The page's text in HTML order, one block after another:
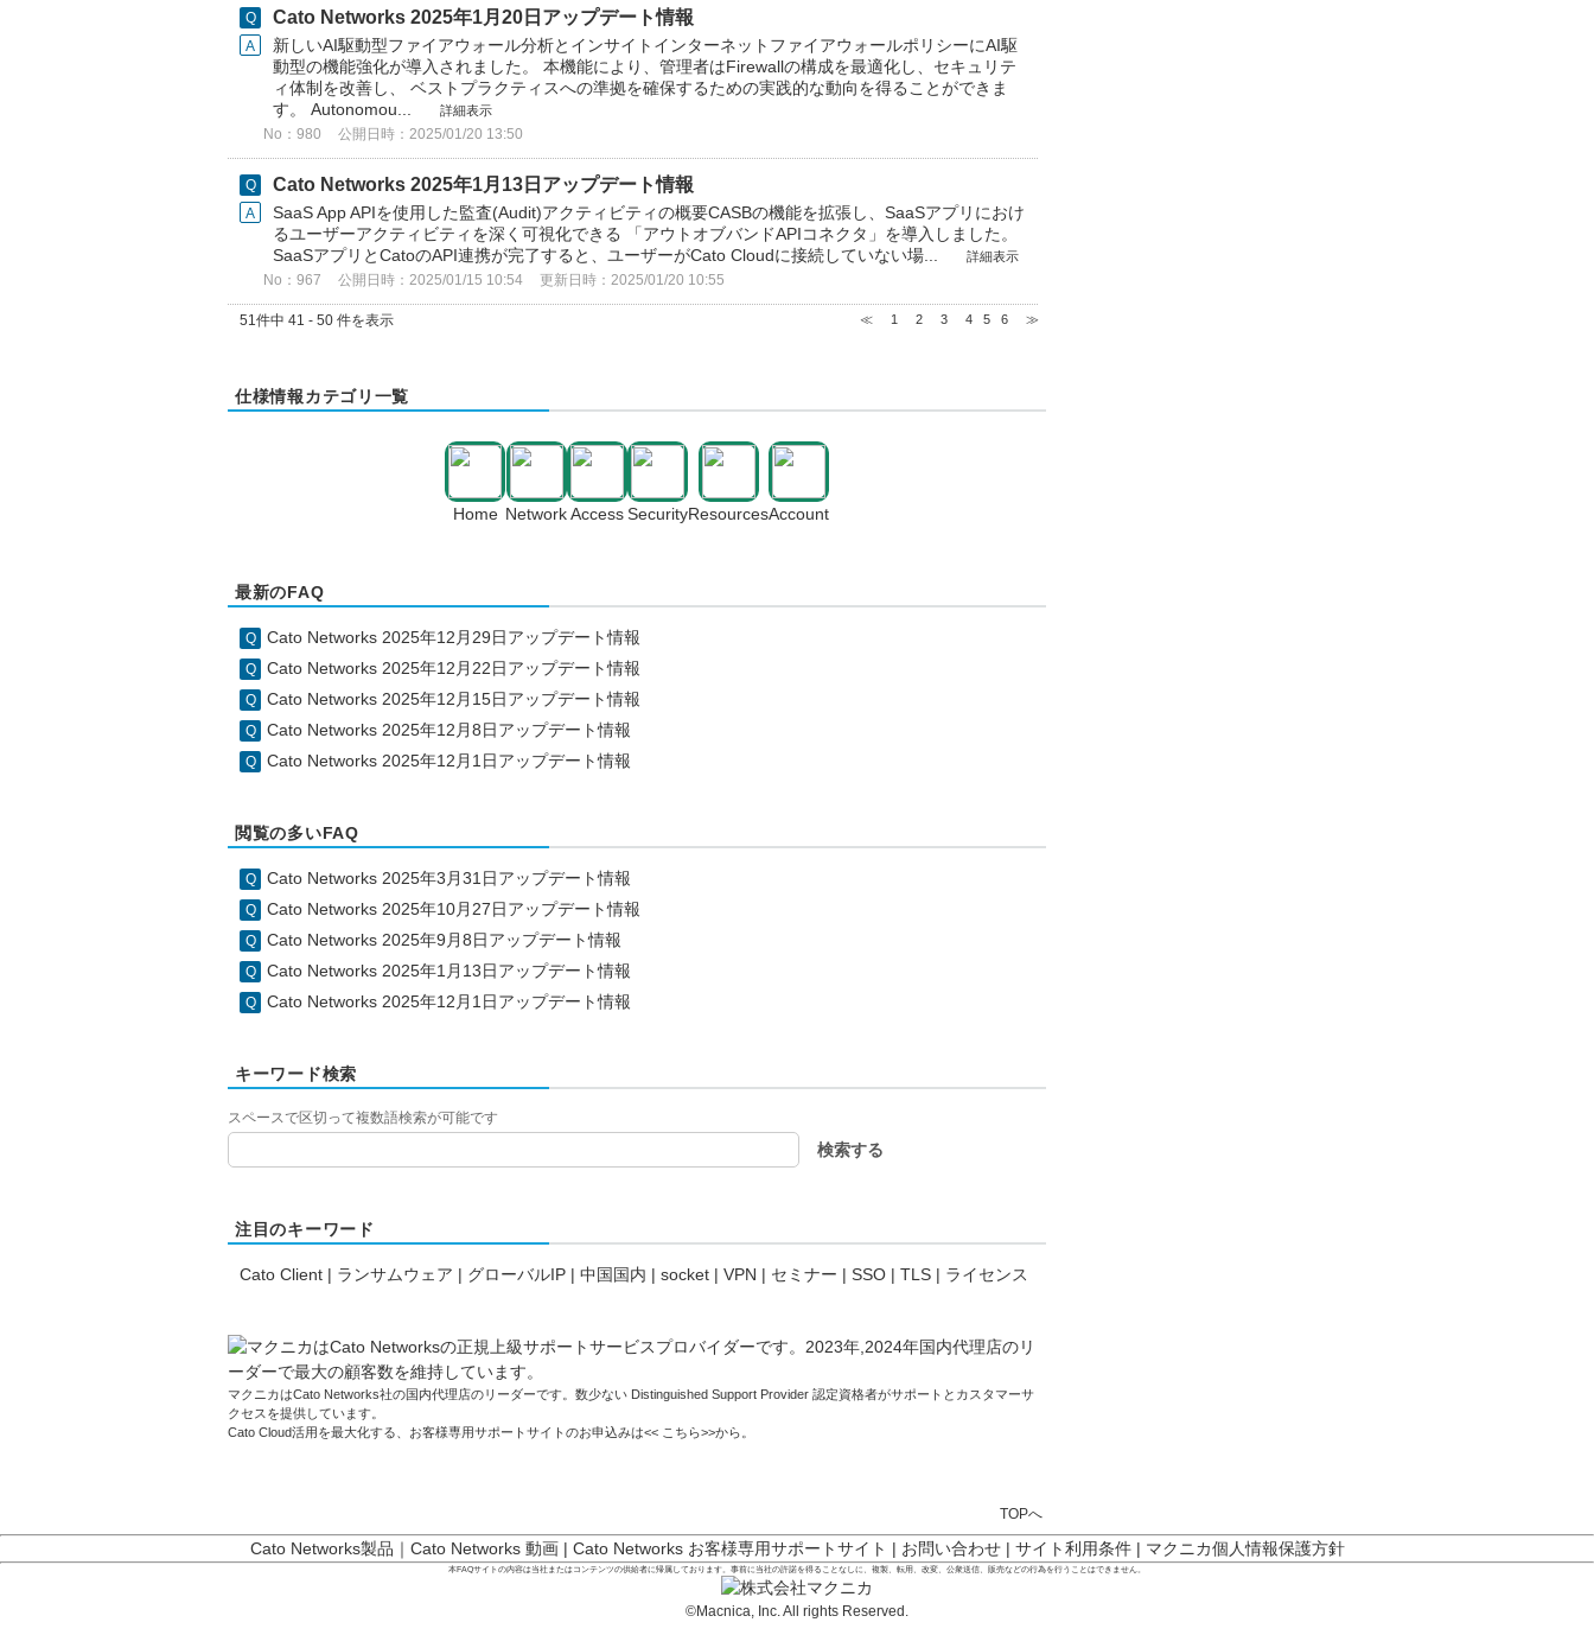
Cato Networks 2025年1月20日アップデート情報
新しいAI駆動型ファイアウォール分析とインサイトインターネットファイアウォールポリシーにAI駆
動型の機能強化が導入されました。 本機能により、管理者はFirewallの構成を最適化し、セキュリテ
ィ体制を改善し、 ベストプラクティスへの準拠を確保するための実践的な動向を得ることができま
す。 Autonomou...
詳細表示
No：980 公開日時：2025/01/20 13:50
Cato Networks 2025年1月13日アップデート情報
SaaS App APIを使用した監査(Audit)アクティビティの概要CASBの機能を拡張し、SaaSアプリにおけ
るユーザーアクティビティを深く可視化できる 「アウトオブバンドAPIコネクタ」を導入しました。
SaaSアプリとCatoのAPI連携が完了すると、ユーザーがCato Cloudに接続していない場...
詳細表示
No：967 公開日時：2025/01/15 10:54 更新日時：2025/01/20 10:55
51件中 41 - 50 件を表示 ≪ 1 2 3 4 5 6 ≫
仕様情報カテゴリ一覧
Home NetworkAccessSecurityResourcesAccount
最新のFAQ
Cato Networks 2025年12月29日アップデート情報
Cato Networks 2025年12月22日アップデート情報
Cato Networks 2025年12月15日アップデート情報
Cato Networks 2025年12月8日アップデート情報
Cato Networks 2025年12月1日アップデート情報
閲覧の多いFAQ
Cato Networks 2025年3月31日アップデート情報
Cato Networks 2025年10月27日アップデート情報
Cato Networks 2025年9月8日アップデート情報
Cato Networks 2025年1月13日アップデート情報
Cato Networks 2025年12月1日アップデート情報
キーワード検索
スペースで区切って複数語検索が可能です
注目のキーワード
Cato Client | ランサムウェア | グローバルIP | 中国国内 | socket | VPN | セミナー | SSO | TLS | ライセンス
マクニカはCato Networks社の国内代理店のリーダーです。数少ない Distinguished Support Provider 認定資格者がサポートとカスタマーサ
クセスを提供しています。
Cato Cloud活用を最大化する、お客様専用サポートサイトのお申込みは<< こちら>>から。
TOPへ
Cato Networks製品 ｜ Cato Networks 動画| Cato Networks お客様専用サポートサイト | お問い合わせ| サイト利用条件| マクニカ個人情報保護方針
本FAQサイトの内容は当社またはコンテンツの供給者に帰属しております。事前に当社の許諾を得ることなしに、複製、転用、改変、公衆送信、販売などの行為を行うことはできません。
©Macnica, Inc. All rights Reserved.